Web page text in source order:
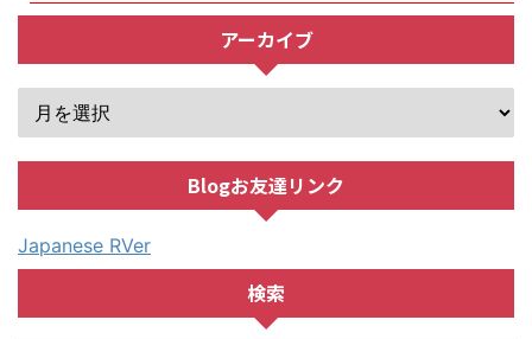
アーカイブ
Blogお友達リンク
Japanese RVer
検索